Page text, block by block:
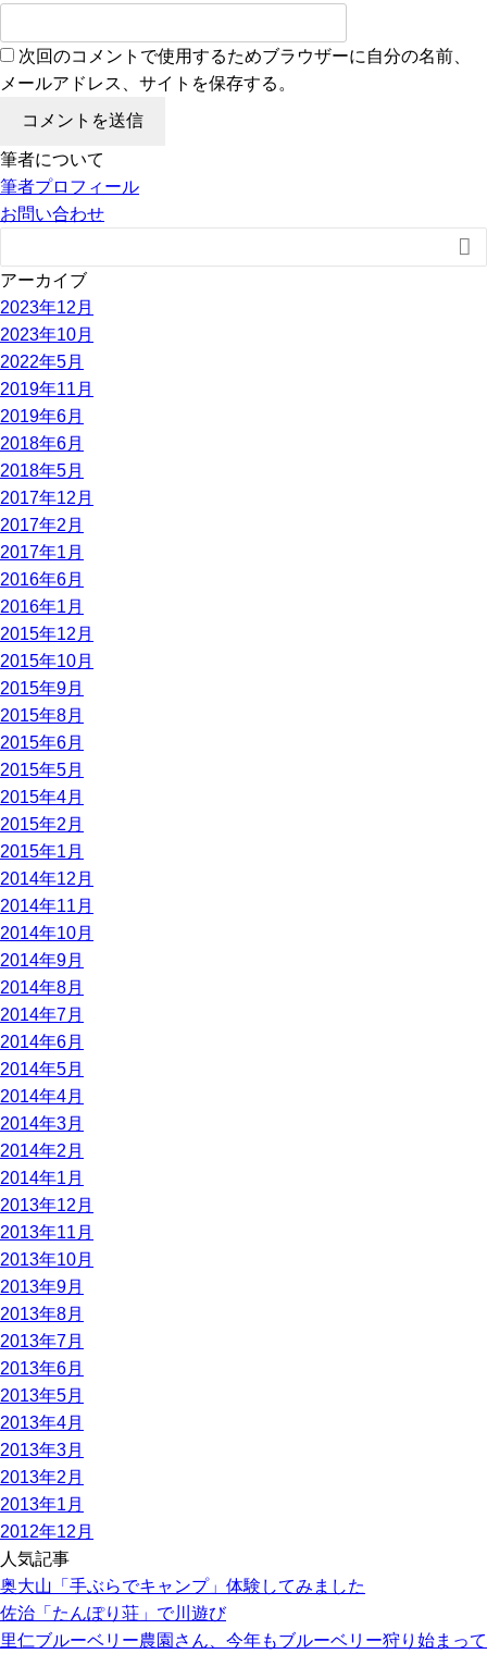
次回のコメントで使用するためブラウザーに自分の名前、
メールアドレス、サイトを保存する。
筆者について
筆者プロフィール
お問い合わせ

アーカイブ
2023年12月
2023年10月
2022年5月
2019年11月
2019年6月
2018年6月
2018年5月
2017年12月
2017年2月
2017年1月
2016年6月
2016年1月
2015年12月
2015年10月
2015年9月
2015年8月
2015年6月
2015年5月
2015年4月
2015年2月
2015年1月
2014年12月
2014年11月
2014年10月
2014年9月
2014年8月
2014年7月
2014年6月
2014年5月
2014年4月
2014年3月
2014年2月
2014年1月
2013年12月
2013年11月
2013年10月
2013年9月
2013年8月
2013年7月
2013年6月
2013年5月
2013年4月
2013年3月
2013年2月
2013年1月
2012年12月
人気記事
奥大山「手ぶらでキャンプ」体験してみました
佐治「たんぽり荘」で川遊び
里仁ブルーベリー農園さん、今年もブルーベリー狩り始まって